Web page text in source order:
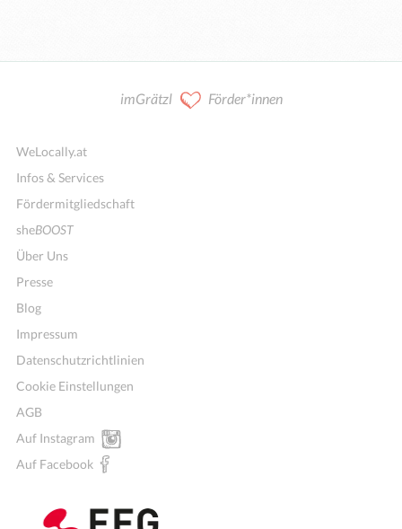
imGrätzl Förder*innen
WeLocally.at
Infos & Services
Fördermitgliedschaft
sheBOOST
Über Uns
Presse
Blog
Impressum
Datenschutzrichtlinien
Cookie Einstellungen
AGB
Auf Instagram
Auf Facebook